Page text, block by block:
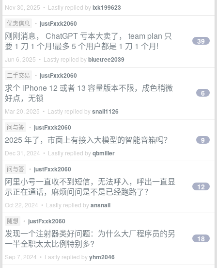
Nov 30, 2025 • Lastly replied bylxk199623
优惠信息 • justFxxk2060
刚刚消息， ChatGPT 亏本大卖了， team plan 只
要 1 刀 1 个月!最多 5 个用户都是 1 刀 1 个月!
Jun 6, 2025 • Lastly replied bybluetree2039
39
二手交易 • justFxxk2060
求个 iPhone 12 或者 13 容量版本不限，成色稍微
好点，无锁
Mar 20, 2025 • Lastly replied bysnail1126
6
问与答 • justFxxk2060
2025 年了，市面上有接入大模型的智能音箱吗？
Dec 31, 2024 • Lastly replied byqbmiller
9
问与答 • justFxxk2060
阿里小号一直收不到短信，无法呼入，呼出一直显
示正在通话，麻烦问问是不是已经跑路了？
Oct 22, 2024 • Lastly replied byansnail
12
随想 • justFxxk2060
发现一个注射器类好问题：为什么大厂程序员的另
一半全职太太比例特别多?
Sep 7, 2024 • Lastly replied byyhm2046
18